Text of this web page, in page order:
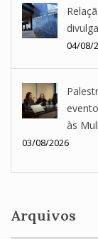
04/08/
às
03/08/2026
Arquivos